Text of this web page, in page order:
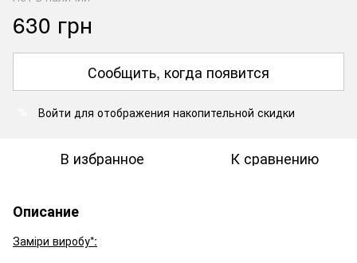
630 грн
Сообщить, когда появится
Войти для отображения накопительной скидки
В избранное К сравнению
Описание
Заміри виробу*: